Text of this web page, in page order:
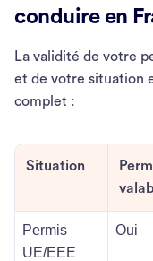
conduire en
La validité de votre
et de votre situation
complet :
Situation
Permis
UE/EEE
Oui